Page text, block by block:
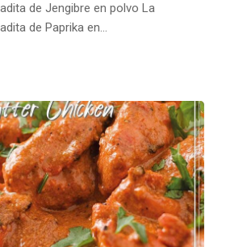
de Jengibre en polvo La
de Paprika en…